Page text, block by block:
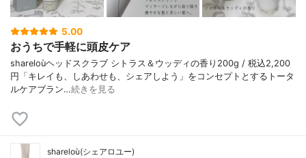
5.00
おうちで手軽に頭皮ケア
shareloùヘッドスクラブ シトラス＆ウッディの香り200g / 税込2,200
円「キレイも、しあわせも、シェアしよう」をコンセプトとするトータ
ルケアブラン…続きを見る
shareloù(シェアロユー)